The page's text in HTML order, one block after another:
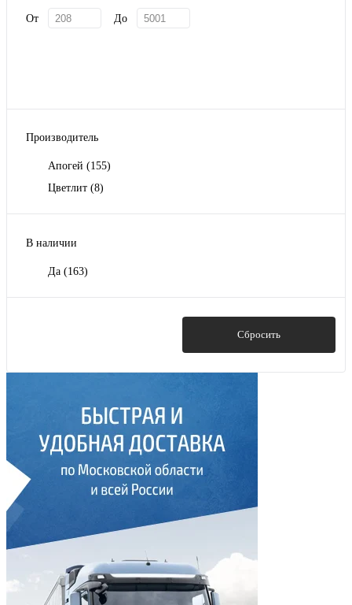
От До
Производитель
Апогей (155)
Цветлит (8)
В наличии
Да (163)
Сбросить